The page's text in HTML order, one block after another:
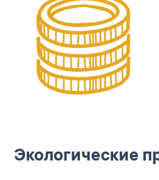
Экологические